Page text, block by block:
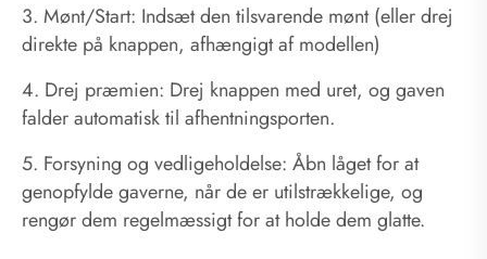
3. Mønt/Start: Indsæt den tilsvarende mønt (eller drej
direkte på knappen, afhængigt af modellen)
4. Drej præmien: Drej knappen med uret, og gaven
falder automatisk til afhentningsporten.
5. Forsyning og vedligeholdelse: Åbn låget for at
genopfylde gaverne, når de er utilstrækkelige, og
rengør dem regelmæssigt for at holde dem glatte.